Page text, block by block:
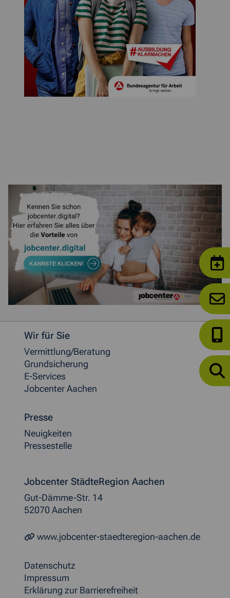
Weitere allgemeine Informationen
Wir für Sie
Vermittlung/Beratung
Grundsicherung
E-Services
Jobcenter Aachen
Presse
Neuigkeiten
Pressestelle
Jobcenter StädteRegion Aachen
Gut-Dämme-Str. 14
52070 Aachen
www.jobcenter-staedteregion-aachen.de
Datenschutz
Impressum
Erklärung zur Barrierefreiheit